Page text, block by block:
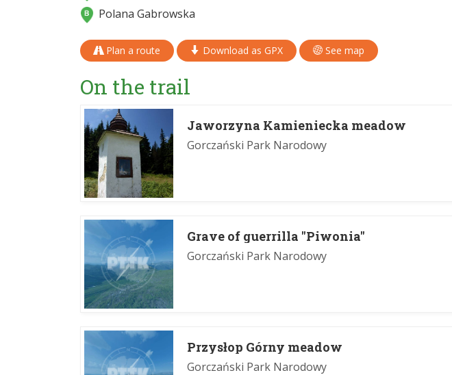
Polana Gabrowska
Plan a route Download as GPX See map
On the trail
Jaworzyna Kamieniecka meadow
Gorczański Park Narodowy
Grave of guerrilla "Piwonia"
Gorczański Park Narodowy
Przysłop Górny meadow
Gorczański Park Narodowy